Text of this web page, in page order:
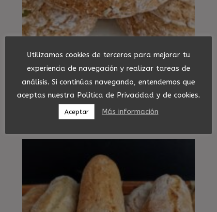
Pan de sésamo y
semillas de calabaza
Utilizamos cookies de terceros para mejorar tu
experiencia de navegación y realizar tareas de
análisis. Si continúas navegando, entendemos que
aceptas nuestra Política de Privacidad y de cookies.
Aceptar Más información